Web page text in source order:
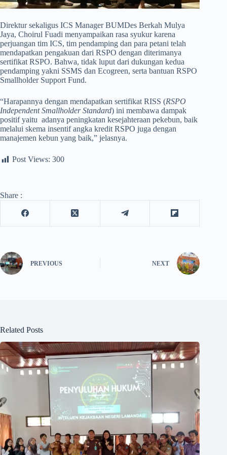
Direktur sekaligus ICS Manager BUMDes Berkah Mulya
Jaya, Choirul Fuadi menyampaikan rasa syukur karena
perjuangan tim ICS, tim pendamping dan para petani telah
mendapatkan pengakuan dari RSPO dengan diterimanya
sertifikat RSPO. Bahwa, tidak luput dari dukungan kedua
pendamping yakni SSMS dan Ecogreen, serta bantuan RSPO
Smallholder Support Fund.
“Harapannya dengan mendapatkan sertifikat RISS (RSPO
Independent Smallholder Standard) ini membawa dampak
positif yaitu adanya peningkatan kesejahteraan pekebun, baik
melalui skema insentif angka kredit RSPO juga dengan
manajemen kebun yang baik,” jelasnya.
Post Views: 300
Share :
PREVIOUS NEXT
Related Posts